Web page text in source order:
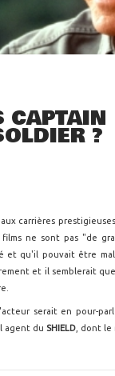
CAPTAIN
?
carrières
ne sont pas "de
et qu'il pouvait être
et il semblerait que
serait en pour-
agent du SHIELD , dont